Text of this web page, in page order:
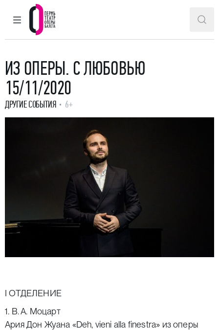
ГЛАВНОЕ МЕНЮ
Пермский театр оперы и балета
ИЗ ОПЕРЫ. С ЛЮБОВЬЮ
15/11/2020
ДРУГИЕ СОБЫТИЯ 6+
I ОТДЕЛЕНИЕ
1. В. А. Моцарт
Ария Дон Жуана «Deh, vieni alla finestra» из оперы